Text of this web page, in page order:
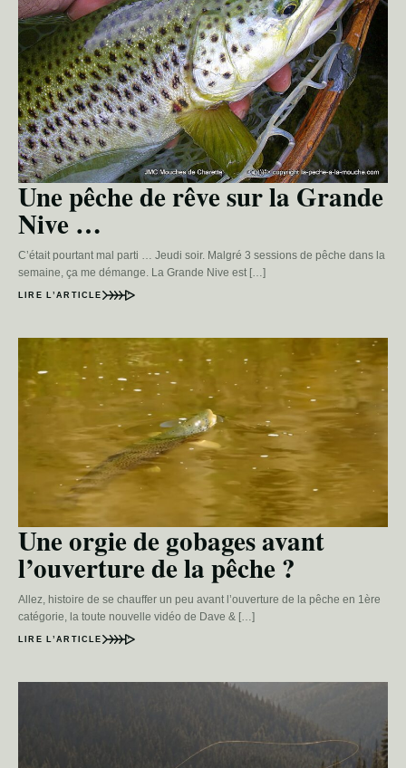
Une pêche de rêve sur la Grande
Nive …
C’était pourtant mal parti … Jeudi soir. Malgré 3 sessions de pêche dans la
semaine, ça me démange. La Grande Nive est […]
LIRE L’ARTICLE
Une orgie de gobages avant
l’ouverture de la pêche ?
Allez, histoire de se chauffer un peu avant l’ouverture de la pêche en 1ère
catégorie, la toute nouvelle vidéo de Dave & […]
LIRE L’ARTICLE